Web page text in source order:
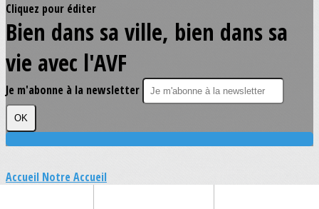
Cliquez pour éditer
Bien dans sa ville, bien dans sa
vie avec l'AVF
Je m'abonne à la newsletter
OK
Accueil Notre Accueil